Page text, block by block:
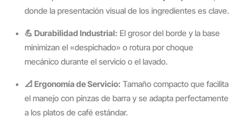
donde la presentación visual de los ingredientes es clave.
💪 Durabilidad Industrial: El grosor del borde y la base
minimizan el «despichado» o rotura por choque
mecánico durante el servicio o el lavado.
📐 Ergonomía de Servicio: Tamaño compacto que facilita
el manejo con pinzas de barra y se adapta perfectamente
a los platos de café estándar.